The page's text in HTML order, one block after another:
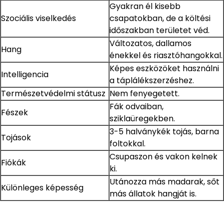
Szociális viselkedés
Gyakran él kisebb
csapatokban, de a költési
időszakban területet véd.
Hang
Változatos, dallamos
énekkel és riasztóhangokkal.
Intelligencia
Képes eszközöket használni
a táplálékszerzéshez.
Természetvédelmi státusz Nem fenyegetett.
Fészek
Fák odvaiban,
sziklaüregekben.
Tojások
3-5 halványkék tojás, barna
foltokkal.
Fiókák
Csupaszon és vakon kelnek
ki.
Különleges képesség
Utánozza más madarak, sőt
más állatok hangját is.